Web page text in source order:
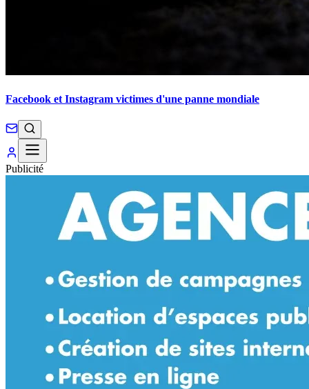
Facebook et Instagram victimes d'une panne mondiale
Publicité